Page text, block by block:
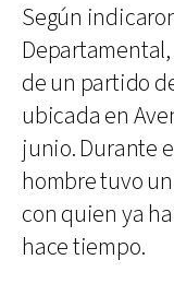
Según
de un partido
ubicada en
junio. Durante
hombre tuvo
con quien ya
hace tiempo.